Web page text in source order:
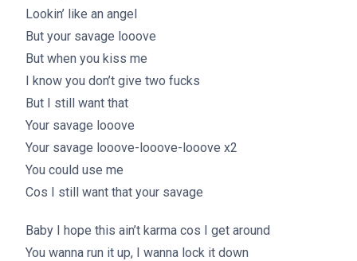
Lookin’ like an angel
But your savage looove
But when you kiss me
I know you don’t give two fucks
But I still want that
Your savage looove
Your savage looove-looove-looove x2
You could use me
Cos I still want that your savage
Baby I hope this ain’t karma cos I get around
You wanna run it up, I wanna lock it down